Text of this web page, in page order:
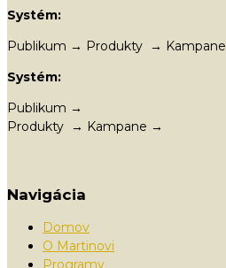
Systém:
Publikum → Produkty → Kampane
Systém:
Publikum →
Produkty → Kampane →
Navigácia
Domov
O Martinovi
Programy